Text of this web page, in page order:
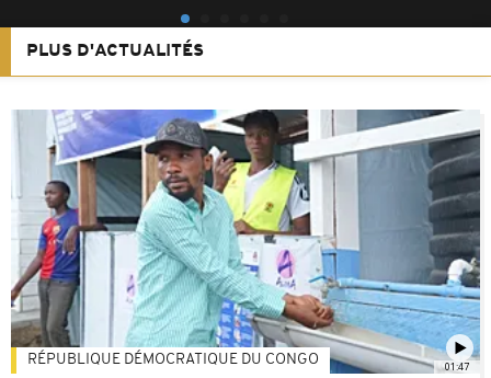
PLUS D'ACTUALITÉS
01:47
RÉPUBLIQUE DÉMOCRATIQUE DU CONGO